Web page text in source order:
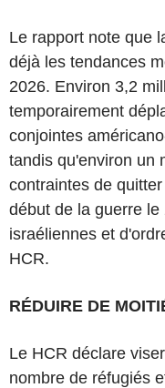
Le rapport note que
déjà les tendances
2026. Environ 3,2
temporairement
conjointes
tandis qu'environ un
contraintes de
début de la guerre
israéliennes et
HCR.
RÉDUIRE DE
Le HCR déclare
nombre de réfugiés